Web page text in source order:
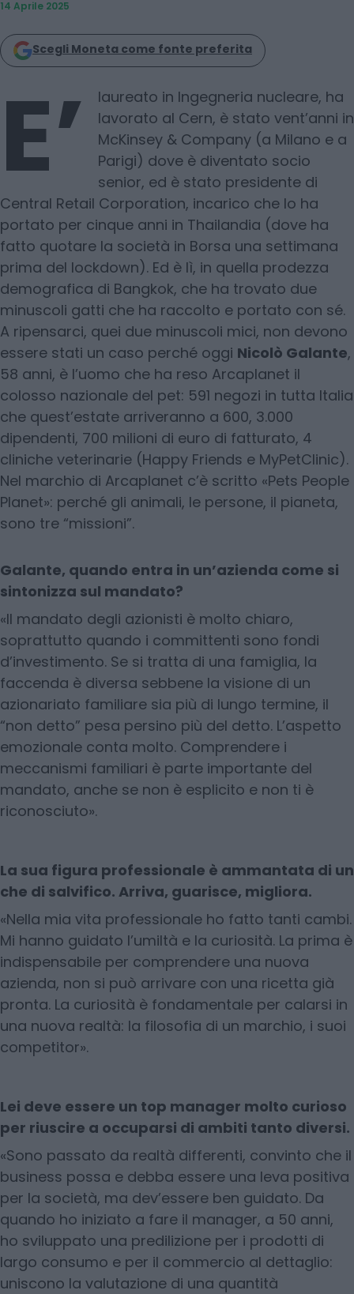
14 Aprile 2025
Scegli Moneta come fonte preferita
E’
laureato in Ingegneria nucleare, ha
lavorato al Cern, è stato vent’anni in
McKinsey & Company (a Milano e a
Parigi) dove è diventato socio
senior, ed è stato presidente di
Central Retail Corporation, incarico che lo ha
portato per cinque anni in Thailandia (dove ha
fatto quotare la società in Borsa una settimana
prima del lockdown). Ed è lì, in quella prodezza
demografica di Bangkok, che ha trovato due
minuscoli gatti che ha raccolto e portato con sé.
A ripensarci, quei due minuscoli mici, non devono
essere stati un caso perché oggi Nicolò Galante,
58 anni, è l’uomo che ha reso Arcaplanet il
colosso nazionale del pet: 591 negozi in tutta Italia
che quest’estate arriveranno a 600, 3.000
dipendenti, 700 milioni di euro di fatturato, 4
cliniche veterinarie (Happy Friends e MyPetClinic).
Nel marchio di Arcaplanet c’è scritto «Pets People
Planet»: perché gli animali, le persone, il pianeta,
sono tre “missioni”.
Galante, quando entra in un’azienda come si
sintonizza sul mandato?
«Il mandato degli azionisti è molto chiaro,
soprattutto quando i committenti sono fondi
d’investimento. Se si tratta di una famiglia, la
faccenda è diversa sebbene la visione di un
azionariato familiare sia più di lungo termine, il
“non detto” pesa persino più del detto. L’aspetto
emozionale conta molto. Comprendere i
meccanismi familiari è parte importante del
mandato, anche se non è esplicito e non ti è
riconosciuto».
La sua figura professionale è ammantata di un
che di salvifico. Arriva, guarisce, migliora.
«Nella mia vita professionale ho fatto tanti cambi.
Mi hanno guidato l’umiltà e la curiosità. La prima è
indispensabile per comprendere una nuova
azienda, non si può arrivare con una ricetta già
pronta. La curiosità è fondamentale per calarsi in
una nuova realtà: la filosofia di un marchio, i suoi
competitor».
Lei deve essere un top manager molto curioso
per riuscire a occuparsi di ambiti tanto diversi.
«Sono passato da realtà differenti, convinto che il
business possa e debba essere una leva positiva
per la società, ma dev’essere ben guidato. Da
quando ho iniziato a fare il manager, a 50 anni,
ho sviluppato una predilizione per i prodotti di
largo consumo e per il commercio al dettaglio:
uniscono la valutazione di una quantità